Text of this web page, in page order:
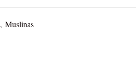
, Muslinas